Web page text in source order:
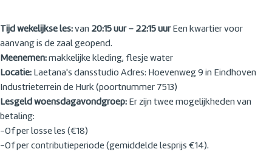
Tijd wekelijkse les: van 20:15 uur – 22:15 uurEen kwartier voor
aanvang is de zaal geopend.
Meenemen: makkelijke kleding, flesje water
Locatie: Laetana's dansstudio Adres: Hoevenweg 9 in Eindhoven
Industrieterrein de Hurk (poortnummer 7513)
Lesgeld woensdagavondgroep: Er zijn twee mogelijkheden van
betaling:
-Of per losse les (€18)
-Of per contributieperiode (gemiddelde lesprijs €14).